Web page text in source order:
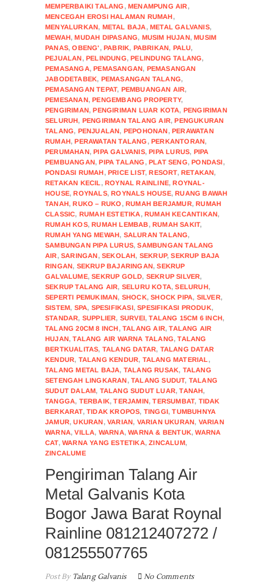
MEMPERBAIKI TALANG ,MENAMPUNG AIR,
MENCEGAH EROSI HALAMAN RUMAH,
MENYALURKAN, METAL BAJA,METAL GALVANIS,
MEWAH,MUDAH DIPASANG, MUSIM HUJAN,MUSIM
PANAS,OBENG' ,PABRIK, PABRIKAN, PALU,
PEJUALAN,PELINDUNG,PELINDUNG TALANG,
PEMASANGA,PEMASANGAN, PEMASANGAN
JABODETABEK, PEMASANGAN TALANG,
PEMASANGAN TEPAT, PEMBUANGAN AIR,
PEMESANAN,PENGEMBANG PROPERTY,
PENGIRIMAN,PENGIRIMAN LUAR KOTA, PENGIRIMAN
SELURUH, PENGIRIMAN TALANG AIR,PENGUKURAN
TALANG, PENJUALAN, PEPOHONAN,PERAWATAN
RUMAH,PERAWATAN TALANG ,PERKANTORAN,
PERUMAHAN,PIPA GALVANIS,PIPA LURUS, PIPA
PEMBUANGAN,PIPA TALANG ,PLAT SENG,PONDASI,
PONDASI RUMAH,PRICE LIST,RESORT,RETAKAN,
RETAKAN KECIL ,ROYNAL RAINLINE,ROYNAL-
HOUSE,ROYNALS,ROYNALS HOUSE,RUANG BAWAH
TANAH,RUKO – RUKO ,RUMAH BERJAMUR,RUMAH
CLASSIC, RUMAH ESTETIKA,RUMAH KECANTIKAN,
RUMAH KOS,RUMAH LEMBAB,RUMAH SAKIT,
RUMAH YANG MEWAH, SALURAN TALANG,
SAMBUNGAN PIPA LURUS,SAMBUNGAN TALANG
AIR,SARINGAN,SEKOLAH, SEKRUP,SEKRUP BAJA
RINGAN, SEKRUP BAJARINGAN,SEKRUP
GALVALUME,SEKRUP GOLD, SEKRUP SILVER,
SEKRUP TALANG AIR, SELURU KOTA,SELURUH,
SEPERTI PEMUKIMAN, SHOCK,SHOCK PIPA, SILVER,
SISTEM, SPA, SPESIFIKASI,SPESIFIKASI PRODUK,
STANDAR, SUPPLIER, SURVEI,TALANG 15CM 6 INCH,
TALANG 20CM 8 INCH,TALANG AIR,TALANG AIR
HUJAN,TALANG AIR WARNA TALANG,TALANG
BERTKUALITAS, TALANG DATAR, TALANG DATAR
KENDUR, TALANG KENDUR, TALANG MATERIAL ,
TALANG METAL BAJA, TALANG RUSAK, TALANG
SETENGAH LINGKARAN,TALANG SUDUT, TALANG
SUDUT DALAM, TALANG SUDUT LUAR,TANAH,
TANGGA, TERBAIK,TERJAMIN,TERSUMBAT, TIDAK
BERKARAT,TIDAK KROPOS, TINGGI,TUMBUHNYA
JAMUR,UKURAN,VARIAN, VARIAN UKURAN, VARIAN
WARNA,VILLA, WARNA,WARNA & BENTUK,WARNA
CAT,WARNA YANG ESTETIKA,ZINCALUM,
ZINCALUME
Pengiriman Talang Air
Metal Galvanis Kota
Bogor Jawa Barat Roynal
Rainline 081212407272 /
081255507765
Post ByTalang Galvanis No Comments